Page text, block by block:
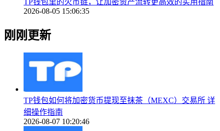
TP钱包里的火币链，让加密资产流转更高效的实用指南
2026-08-05 15:06:35
刚刚更新
TP钱包如何将加密货币提现至抹茶（MEXC）交易所 详
细操作指南
2026-08-07 10:20:46